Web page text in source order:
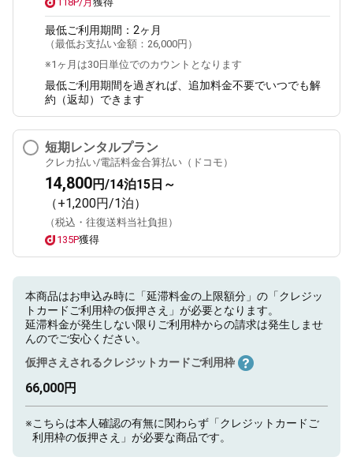
最低ご利用期間： 2ヶ月
（最低お支払い金額： 26,000円 ）
※1ヶ月は30日単位でのカウントとなります
最低ご利用期間を過ぎれば、追加料金不要でいつでも解
約（返却）できます
短期レンタルプラン
クレカ払い/電話料金合算払い（ドコモ）
14,800円/14泊15日～
（+1,200円/1泊）
（税込・往復送料当社負担）
135P獲得
本商品はお申込み時に「延滞料金の上限額分」の「クレジッ
トカードご利用枠の仮押さえ」が必要となります。
延滞料金が発生しない限りご利用枠からの請求は発生しませ
んのでご安心ください。
仮押さえされるクレジットカードご利用枠
66,000円
※こちらは本人確認の有無に関わらず「クレジットカードご
利用枠の仮押さえ」が必要な商品です。